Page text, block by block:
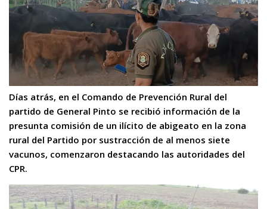
Días atrás, en el Comando de Prevención Rural del
partido de General Pinto se recibió información de la
presunta comisión de un ilícito de abigeato en la zona
rural del Partido por sustracción de al menos siete
vacunos, comenzaron destacando las autoridades del
CPR.